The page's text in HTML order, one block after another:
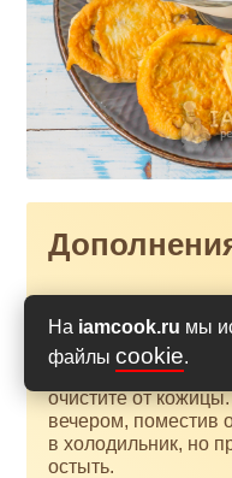
На iamcook.ru мы
файлы cookie.
приготовление,
если вы отварите
заранее в течение
очистите от
вечером, поместив
в холодильник, но
остыть.